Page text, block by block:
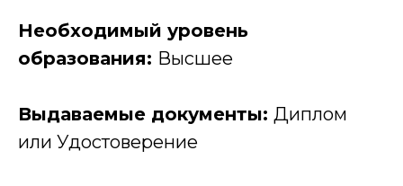
Необходимый уровень
образования: Высшее
Выдаваемые документы: Диплом
или Удостоверение